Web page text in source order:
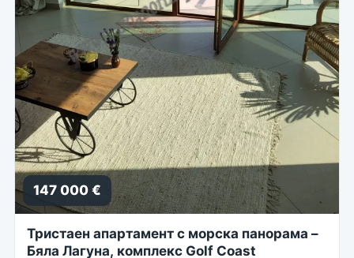
147 000 €
Тристаен апартамент с морска панорама –
Бяла Лагуна, комплекс Golf Coast